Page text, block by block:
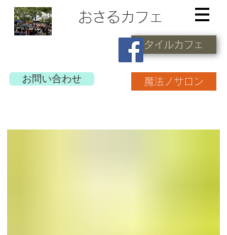
おさるカフェ
タイルカフェ
お問い合わせ 魔法ノサロン